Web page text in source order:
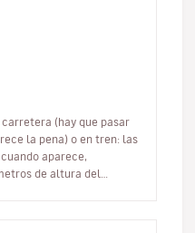
(hay que pasar
la pena) o en tren: las
aparece,
de altura del